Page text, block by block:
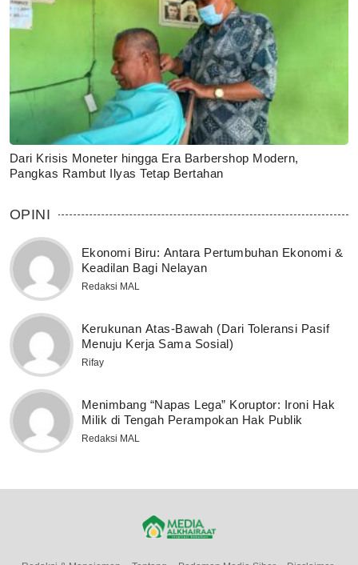
Dari Krisis Moneter hingga Era Barbershop Modern,
Pangkas Rambut Ilyas Tetap Bertahan
OPINI
Ekonomi Biru: Antara Pertumbuhan Ekonomi &
Keadilan Bagi Nelayan
Redaksi MAL
Kerukunan Atas-Bawah (Dari Toleransi Pasif
Menuju Kerja Sama Sosial)
Rifay
Menimbang “Napas Lega” Koruptor: Ironi Hak
Milik di Tengah Perampokan Hak Publik
Redaksi MAL